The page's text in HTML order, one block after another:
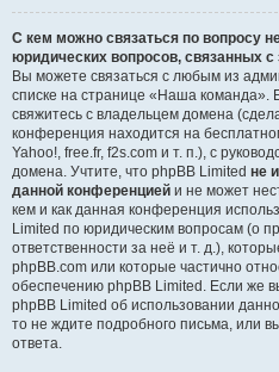
С кем можно связаться по вопросу
юридических вопросов, связанных
Вы можете связаться с любым из
списке на странице «Наша команда».
свяжитесь с владельцем домена
конференция находится на
Yahoo!, free.fr, f2s.com и т. п.), с
домена. Учтите, что phpBB Limited не
данной конференцией и не может
кем и как данная конференция
Limited по юридическим вопросам (о
ответственности за неё и т. д.),
phpBB.com или которые частично
обеспечению phpBB Limited. Если же
phpBB Limited об использовании
то не ждите подробного письма, или
ответа.